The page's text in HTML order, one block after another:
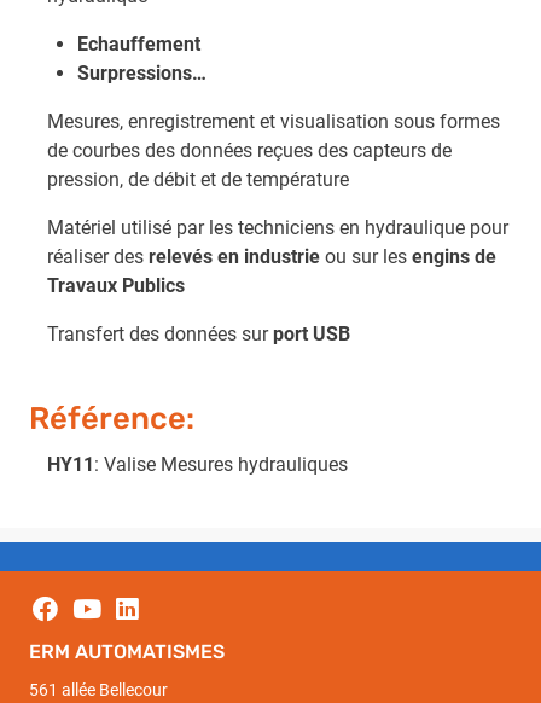
Echauffement
Surpressions…
Mesures, enregistrement et visualisation sous formes
de courbes des données reçues des capteurs de
pression, de débit et de température
Matériel utilisé par les techniciens en hydraulique pour
réaliser des relevés en industrie ou sur les engins de
Travaux Publics
Transfert des données surport USB
Référence:
HY11: Valise Mesures hydrauliques
ERM AUTOMATISMES
561 allée Bellecour